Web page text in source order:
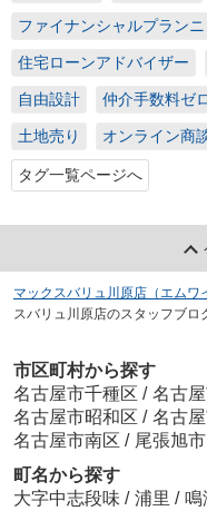
ファイナンシャルプラン
住宅ローンアドバイザー
自由設計 仲介手数料ゼ
土地売り オンライン商
タグ一覧ページへ
マックスバリュ川原店（エムワ
スバリュ川原店のスタッフブロ
市区町村から探す
名古屋市千種区 / 名古
名古屋市昭和区 / 名古
名古屋市南区 / 尾張旭市
町名から探す
大字中志段味 / 浦里 / 鳴